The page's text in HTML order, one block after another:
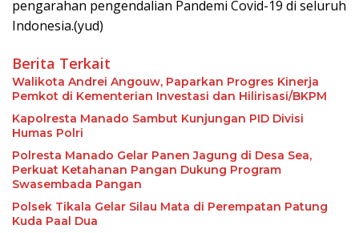
pengarahan pengendalian Pandemi Covid-19 di seluruh
Indonesia.(yud)
Berita Terkait
Walikota Andrei Angouw, Paparkan Progres Kinerja
Pemkot di Kementerian Investasi dan Hilirisasi/BKPM
Kapolresta Manado Sambut Kunjungan PID Divisi
Humas Polri
Polresta Manado Gelar Panen Jagung di Desa Sea,
Perkuat Ketahanan Pangan Dukung Program
Swasembada Pangan
Polsek Tikala Gelar Silau Mata di Perempatan Patung
Kuda Paal Dua